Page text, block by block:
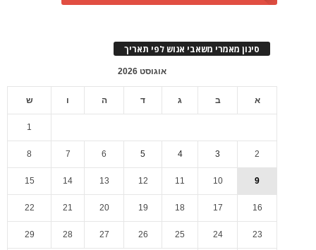
סינון מאמרי משאבי אנוש לפי תאריך
אוגוסט 2026
א ב ג ד ה ו ש
1
2
3
4
5
6
7
8
9
10
11
12
13
14
15
16
17
18
19
20
21
22
23
24
25
26
27
28
29